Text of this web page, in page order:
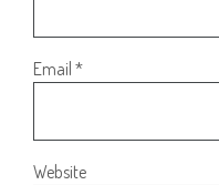
Email *
Website